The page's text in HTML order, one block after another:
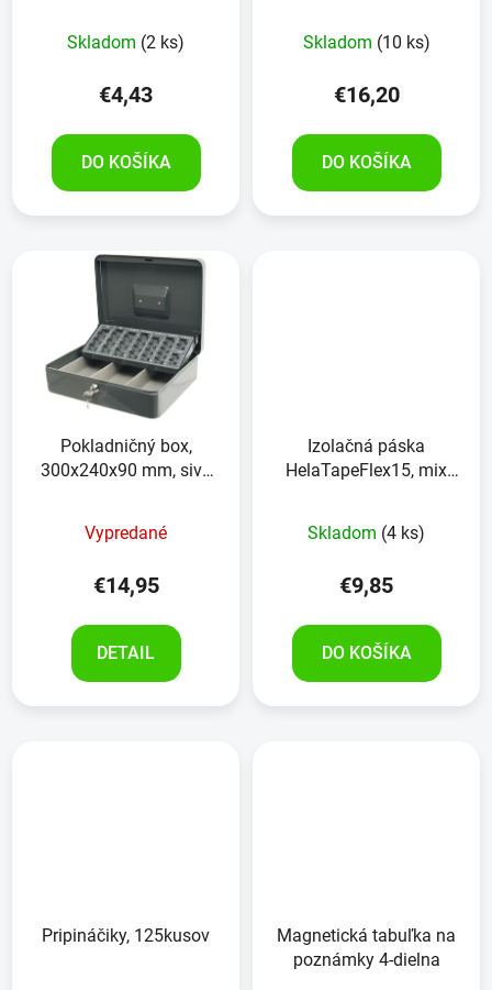
Skladom (2 ks)
€4,43
DO KOŠÍKA
Skladom (10 ks)
€16,20
DO KOŠÍKA
Pokladničný box,
300x240x90 mm, sivý
Vypredané
€14,95
DETAIL
Izolačná páska
HelaTapeFlex15, mix
Skladom (4 ks)
€9,85
DO KOŠÍKA
Pripináčiky, 125kusov
Magnetická tabuľka na
poznámky 4-dielna